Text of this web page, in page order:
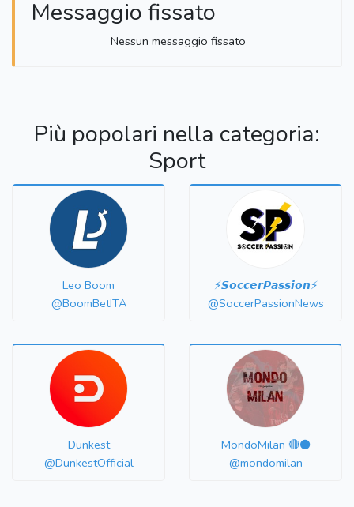
Messaggio fissato
Nessun messaggio fissato
Più popolari nella categoria:
Sport
Leo Boom
@BoomBetITA
⚡️𝙎𝙤𝙘𝙘𝙚𝙧𝙋𝙖𝙨𝙨𝙞𝙤𝙣⚡️
@SoccerPassionNews
Dunkest
@DunkestOfficial
MondoMilan 🔴⚫️
@mondomilan